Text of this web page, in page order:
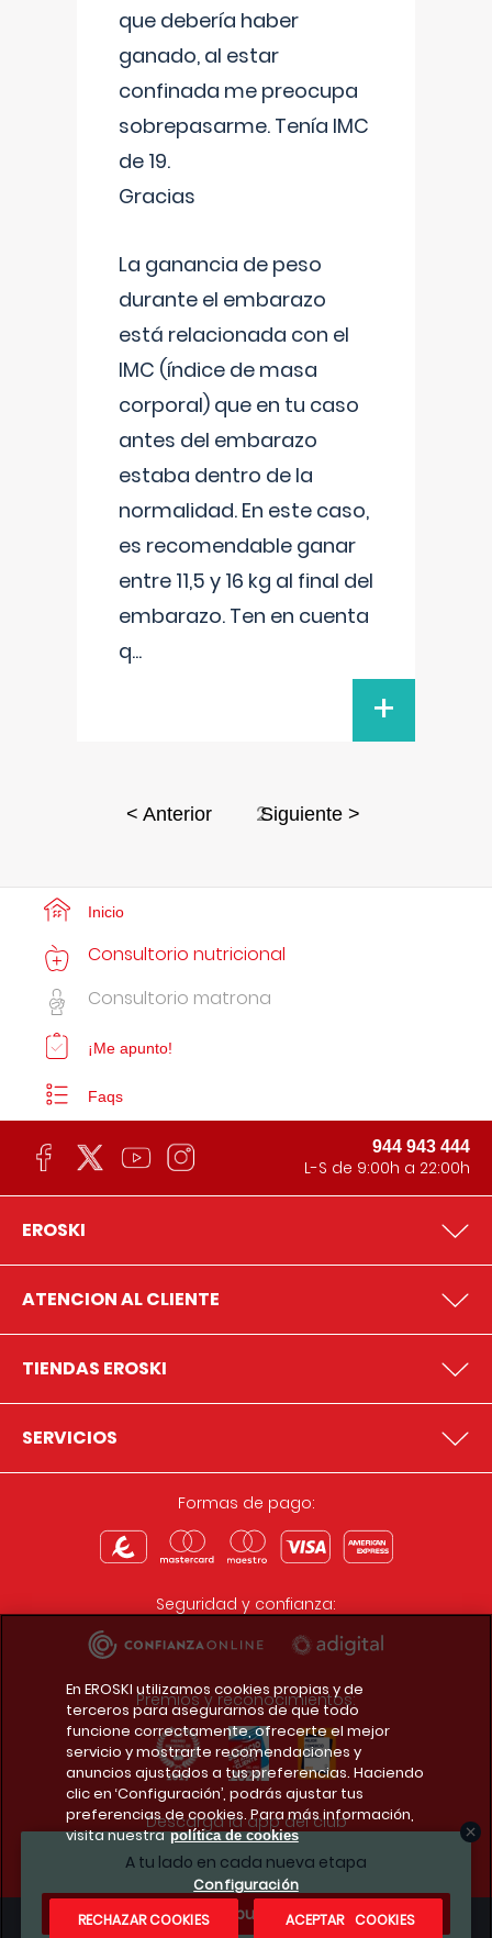
que debería haber
ganado, al estar
confinada me preocupa
sobrepasarme. Tenía IMC
de 19.
Gracias
La ganancia de peso
durante el embarazo
está relacionada con el
IMC (índice de masa
corporal) que en tu caso
antes del embarazo
estaba dentro de la
normalidad. En este caso,
es recomendable ganar
entre 11,5 y 16 kg al final del
embarazo. Ten en cuenta
q...
+
< Anterior 2Siguiente >
A tu lado en cada nueva etapa
¿Te apuntas?
Inicio
Consultorio nutricional
Consultorio matrona
¡Me apunto!
Faqs
944 943 444
L-S de 9:00h a 22:00h
EROSKI
ATENCION AL CLIENTE
TIENDAS EROSKI
SERVICIOS
Formas de pago:
Seguridad y confianza:
Premios y reconocimientos:
Descarga la app del club
En EROSKI utilizamos cookies propias y de
terceros para asegurarnos de que todo
funcione correctamente, ofrecerte el mejor
servicio y mostrarte recomendaciones y
anuncios ajustados a tus preferencias. Haciendo
clic en ‘Configuración’, podrás ajustar tus
preferencias de cookies. Para más información,
visita nuestra política de cookies
Configuración
RECHAZAR COOKIES
ACEPTAR COOKIES